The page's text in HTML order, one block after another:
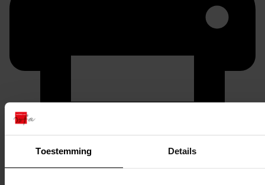
Toestemming Details
duurzaam webadres